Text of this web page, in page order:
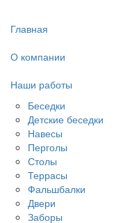
Главная
О компании
Наши работы
Беседки
Детские беседки
Навесы
Перголы
Столы
Террасы
Фальшбалки
Двери
Заборы